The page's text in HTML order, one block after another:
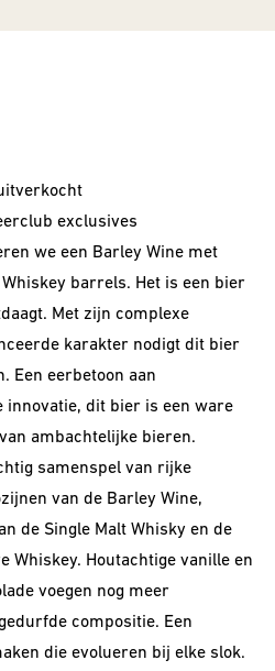
exclusives
we een Barley Wine met
barrels. Het is een bier
Met zijn complexe
karakter nodigt dit bier
Een eerbetoon aan
innovatie, dit bier is een ware
ambachtelijke bieren.
samenspel van rijke
van de Barley Wine,
de Single Malt Whisky en de
Whiskey. Houtachtige vanille en
voegen nog meer
compositie. Een
die evolueren bij elke slok.